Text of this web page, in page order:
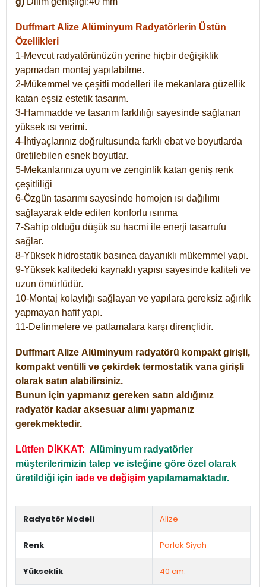
Duffmart Alize Alüminyum Radyatörlerin Üstün
Özellikleri
1-Mevcut radyatörünüzün yerine hiçbir değişiklik
yapmadan montaj yapılabilme.
2-Mükemmel ve çeşitli modelleri ile mekanlara güzellik
katan eşsiz estetik tasarım.
3-Hammadde ve tasarım farklılığı sayesinde sağlanan
yüksek ısı verimi.
4-İhtiyaçlarınız doğrultusunda farklı ebat ve boyutlarda
üretilebilen esnek boyutlar.
5-Mekanlarınıza uyum ve zenginlik katan geniş renk
çeşitliliği
6-Özgün tasarımı sayesinde homojen ısı dağılımı
sağlayarak elde edilen konforlu ısınma
7-Sahip olduğu düşük su hacmi ile enerji tasarrufu
sağlar.
8-Yüksek hidrostatik basınca dayanıklı mükemmel yapı.
9-Yüksek kalitedeki kaynaklı yapısı sayesinde kaliteli ve
uzun ömürlüdür.
10-Montaj kolaylığı sağlayan ve yapılara gereksiz ağırlık
yapmayan hafif yapı.
11-Delinmelere ve patlamalara karşı dirençlidir.
Duffmart Alize Alüminyum radyatörü kompakt girişli,
kompakt ventilli ve çekirdek termostatik vana girişli
olarak satın alabilirsiniz.
Bunun için yapmanız gereken satın aldığınız
radyatör kadar aksesuar alımı yapmanız
gerekmektedir.
Lütfen DİKKAT: Alüminyum radyatörler
müşterilerimizin talep ve isteğine göre özel olarak
üretildiği için iade ve değişim yapılamamaktadır.
Radyatör Modeli Alize
Renk Parlak Siyah
Yükseklik 40 cm.